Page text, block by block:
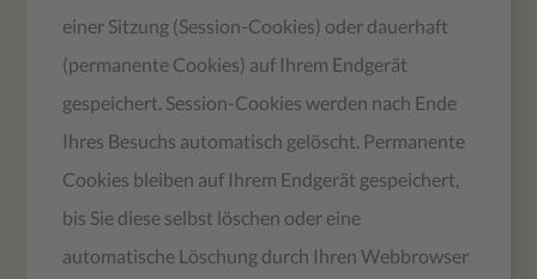
einer Sitzung (Session-Cookies) oder dauerhaft
(permanente Cookies) auf Ihrem Endgerät
gespeichert. Session-Cookies werden nach Ende
Ihres Besuchs automatisch gelöscht. Permanente
Cookies bleiben auf Ihrem Endgerät gespeichert,
bis Sie diese selbst löschen oder eine
automatische Löschung durch Ihren Webbrowser